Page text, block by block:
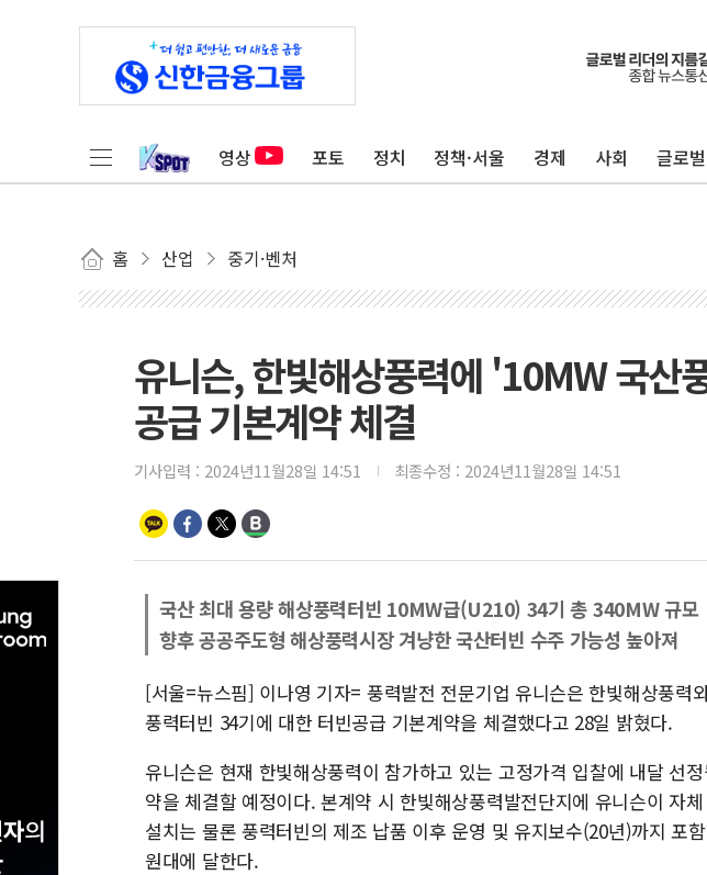
영상 포토 정치 정책·서울 경제 사회 글로
홈 산업 중기·벤처
유니슨, 한빛해상풍력에 '10MW 국산
공급 기본계약 체결
기사입력 : 2024년11월28일 14:51 최종수정 : 2024년11월28일 14:51
국산 최대 용량 해상풍력터빈 10MW급(U210) 34기 총 340MW 규모
향후 공공주도형 해상풍력시장 겨냥한 국산터빈 수주 가능성 높아져
[서울=뉴스핌] 이나영 기자= 풍력발전 전문기업 유니슨은 한빛해상풍력
풍력터빈 34기에 대한 터빈공급 기본계약을 체결했다고 28일 밝혔다.
유니슨은 현재 한빛해상풍력이 참가하고 있는 고정가격 입찰에 내달 선
약을 체결할 예정이다. 본계약 시 한빛해상풍력발전단지에 유니슨이 자
설치는 물론 풍력터빈의 제조 납품 이후 운영 및 유지보수(20년)까지 포
원대에 달한다.